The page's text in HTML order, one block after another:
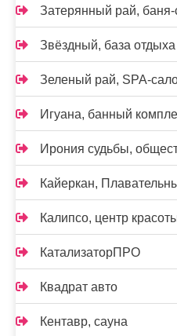
Затерянный рай, баня-
Звёздный, база отдыха
Зеленый рай, SPA-
Игуана, банный
Ирония судьбы,
Кайеркан,
Калипсо, центр
КатализаторПРО
Квадрат авто
Кентавр, сауна